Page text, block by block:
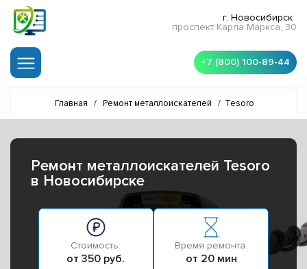
г. Новосибирск
проспект Карла Маркса, 30
+7 (800) 100-89-44
Главная / Ремонт металлоискателей / Tesoro
Ремонт металлоискателей Tesoro
в Новосибирске
Стоимость:
от 350 руб.
Время ремонта:
от 20 мин